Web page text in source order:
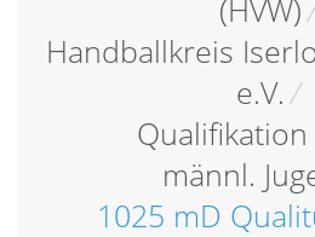
(HVW)
Handballkreis
e.V. /
männl.
1025 mD